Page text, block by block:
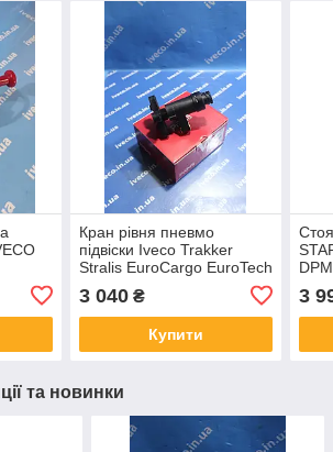
DPM
Кран рівня пневмо
підвіски Iveco Trakker
Stralis EuroCargo EuroTech
4410501230 41200708
3 040₴
Купити
3
та новинки